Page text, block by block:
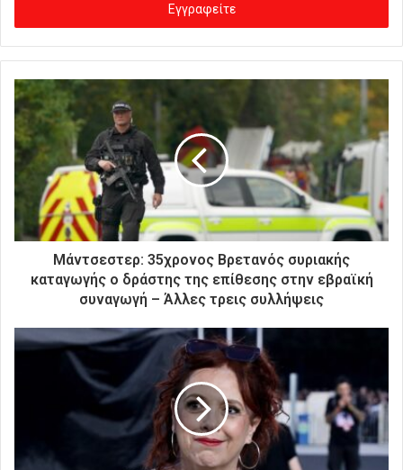
γ
ε
ε
ν
η
λ
ε
κ
ή
Μάντσεστερ: 35χρονος Βρετανός συριακής
καταγωγής ο δράστης της επίθεσης στην εβραϊκή
συναγωγή – Άλλες τρεις συλλήψεις